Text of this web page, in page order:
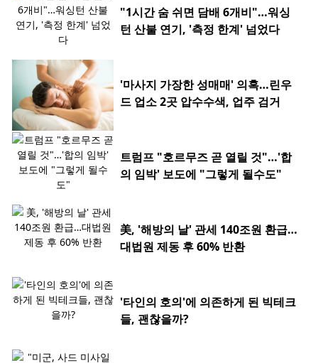
"1시간 숨 쉬면 담배 6개비"…워싱
턴 산불 연기, '측정 한계' 넘었다
'마사지 가장한 성매매' 의혹…린우
드 업소 2곳 압수수색, 업주 검거
트럼프 "호르무즈 곧 열릴 것"…'합
의 임박' 보도에 "그렇게 될수도"
美, '해방의 날' 관세 140조원 환급…
대법원 제동 후 60% 반환
'타인의 호의'에 의존하게 된 빅테크
들, 괜찮을까?